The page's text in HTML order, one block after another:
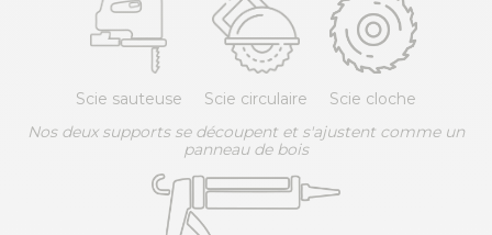
Scie sauteuse Scie circulaire
Scie cloche
Nos deux supports se découpent et s'ajustent comme un
panneau de bois